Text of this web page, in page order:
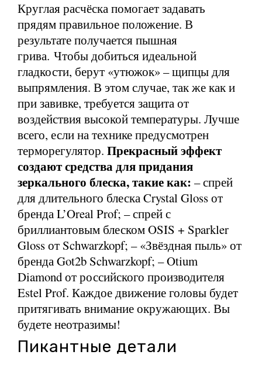
Круглая расчёска помогает задавать
прядям правильное положение. В
результате получается пышная
грива. Чтобы добиться идеальной
гладкости, берут «утюжок» – щипцы для
выпрямления. В этом случае, так же как и
при завивке, требуется защита от
воздействия высокой температуры. Лучше
всего, если на технике предусмотрен
терморегулятор. Прекрасный эффект
создают средства для придания
зеркального блеска, такие как: – спрей
для длительного блеска Crystal Gloss от
бренда L’Oreal Prof; – спрей с
бриллиантовым блеском OSIS + Sparkler
Gloss от Schwarzkopf; – «Звёздная пыль» от
бренда Got2b Schwarzkopf; – Otium
Diamond от российского производителя
Estel Prof. Каждое движение головы будет
притягивать внимание окружающих. Вы
будете неотразимы!
Пикантные детали